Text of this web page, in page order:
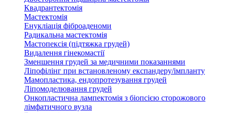
Квадрантектомія
Мастектомія
Енукліація фіброаденоми
Радикальна мастектомія
Мастопексія (підтяжка грудей)
Видалення гінекомастії
Зменшення грудей за медичними показаннями
Ліпофілінг при встановленому експандеру/імпланту
Мамопластика, ендопротезування грудей
Ліпомоделювання грудей
Онкопластична лампектомія з біопсією сторожового
лімфатичного вузла